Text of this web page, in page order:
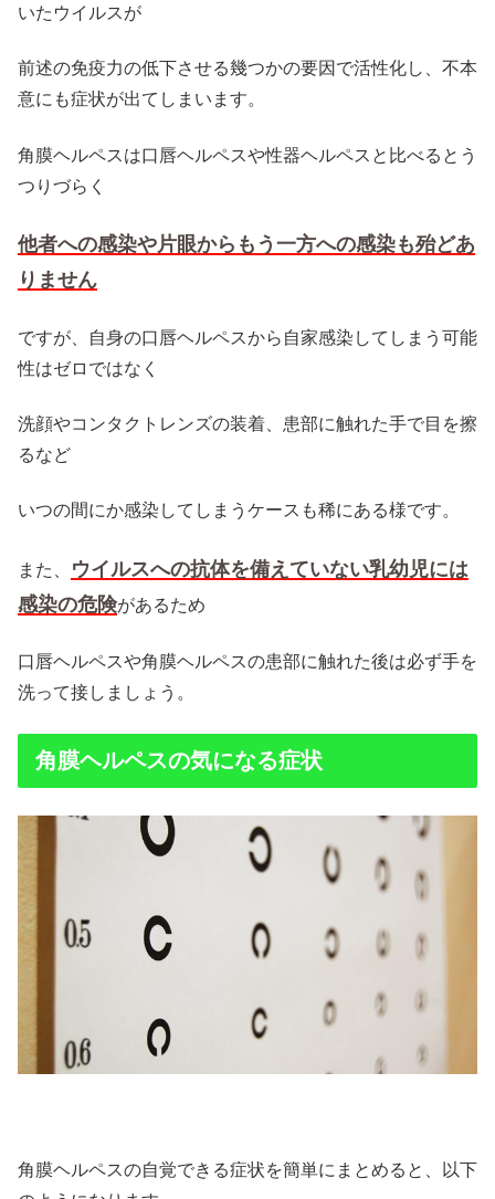
いたウイルスが
前述の免疫力の低下させる幾つかの要因で活性化し、不本
意にも症状が出てしまいます。
角膜ヘルペスは口唇ヘルペスや性器ヘルペスと比べるとう
つりづらく
他者への感染や片眼からもう一方への感染も殆どあ
りません
ですが、自身の口唇ヘルペスから自家感染してしまう可能
性はゼロではなく
洗顔やコンタクトレンズの装着、患部に触れた手で目を擦
るなど
いつの間にか感染してしまうケースも稀にある様です。
また、
ウイルスへの抗体を備えていない乳幼児には
感染の危険があるため
口唇ヘルペスや角膜ヘルペスの患部に触れた後は必ず手を
洗って接しましょう。
角膜ヘルペスの気になる症状
角膜ヘルペスの自覚できる症状を簡単にまとめると、以下